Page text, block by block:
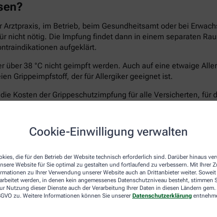
Cookie-Einwilligung verwalten
die für den Betrieb der Website technisch erforderlich sind. Darüber hinaus
Website für Sie optimal zu gestalten und fortlaufend zu verbessern. Mit Ihrer
zu Ihrer Verwendung unserer Website auch an Drittanbieter weiter. Soweit
werden, in denen kein angemessenes Datenschutzniveau besteht, stimmen
Nutzung dieser Dienste auch der Verarbeitung Ihrer Daten in diesen Ländern
zu. Weitere Informationen können Sie unserer Datenschutzerklärung
im Betrieb, beim Gesundheitsamt oder bei
nicht nötig. Die Impfung findet dann in einem separaten
aufgeklärt.
über 38 °C nicht geimpft werden. Auch auf eine etwaige
Grippeimpfstoff, der für Allergiker geeignet ist.
Kosten der Grippeschutzimpfung für alle Versicherten, für
treten, die Apotheken rechnen meist direkt mit der
Jahren, für die keine STIKO-Empfehlung vorliegt. Fragen
Koch-Institut empfiehlt die Impfung gegen Grippeviren